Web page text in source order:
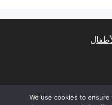
We use cookies to